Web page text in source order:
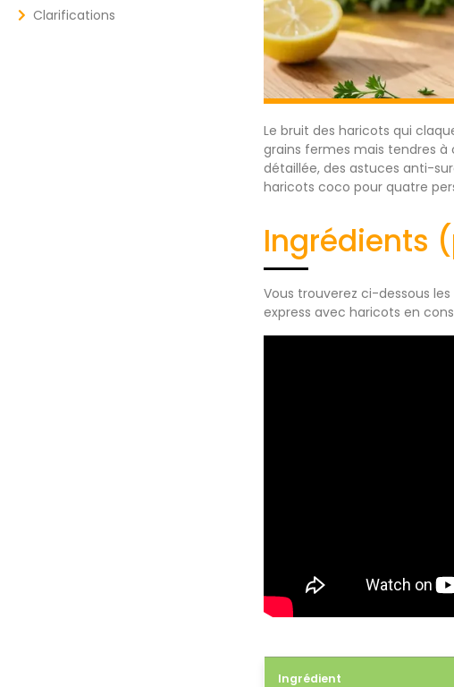
Clarifications
Le bruit des haricots qui
grains fermes mais tendres
détaillée, des astuces anti-
haricots coco pour quatre
Ingrédients
Vous trouverez ci-dessous
express avec haricots en
Ingrédient